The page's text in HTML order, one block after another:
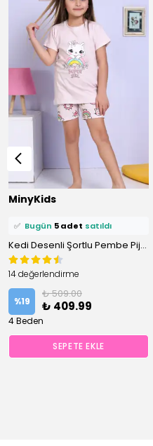
MinyKids
Bu ürünü14 kişifavoriledi!
11 kişi
✅ Bugün 5 adet satıldı
Kedi Desenli Şortlu Pembe Pijama Takımı
14 değerlendirme
%19
₺ 509.00
₺ 409.99
4 Beden
SEPETE EKLE